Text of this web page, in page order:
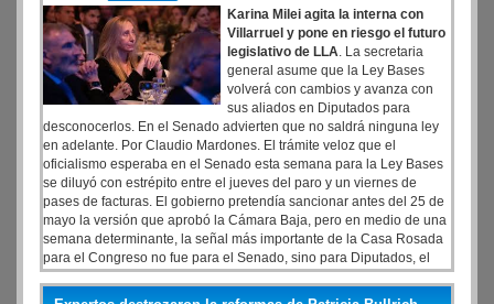
Casa Rosada.
Karina Milei agita la interna con
Villarruel y pone en riesgo el futuro
legislativo de LLA. La secretaria
general asume que la Ley Bases
volverá con cambios y avanza con
sus aliados en Diputados para
desconocerlos. En el Senado advierten que no saldrá ninguna ley
en adelante. Por Claudio Mardones. El trámite veloz que el
oficialismo esperaba en el Senado esta semana para la Ley Bases
se diluyó con estrépito entre el jueves del paro y un viernes de
pases de facturas. El gobierno pretendía sancionar antes del 25 de
mayo la versión que aprobó la Cámara Baja, pero en medio de una
semana determinante, la señal más importante de la Casa Rosada
para el Congreso no fue para el Senado, sino para Diputados, el
origen de dos proyectos que podrían ser ratificados si sufren
modificaciones. El gesto salió del primer piso de Balcarce 50 y fue